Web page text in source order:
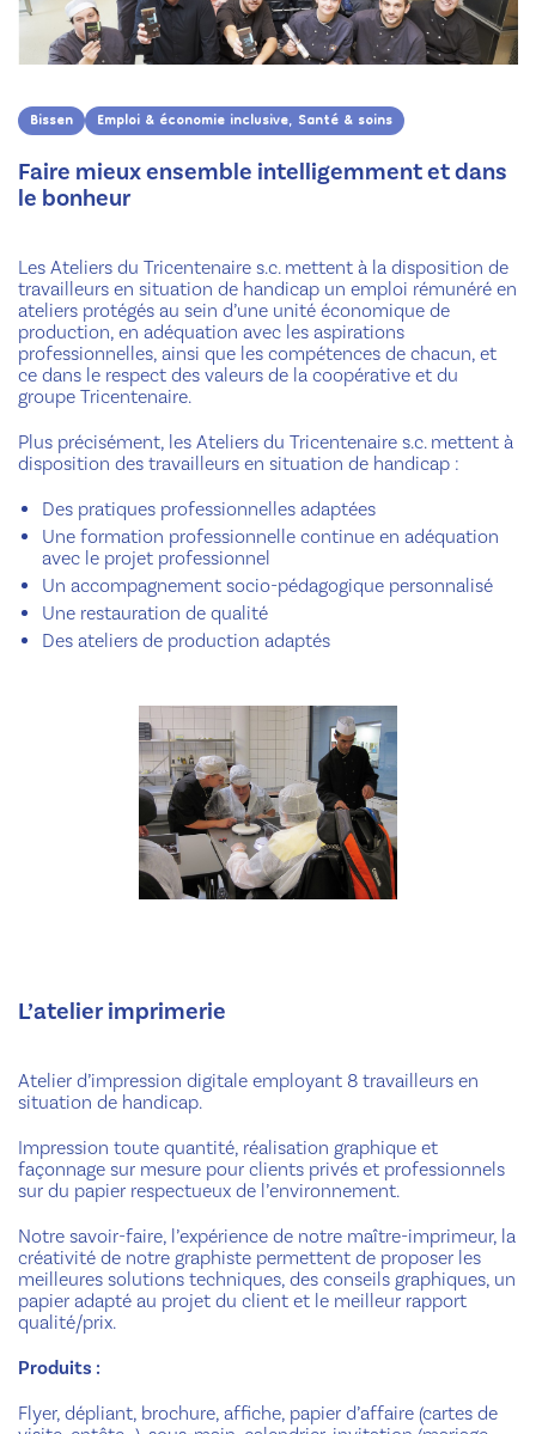
Bissen Emploi & économie inclusive, Santé & soins
Faire mieux ensemble intelligemment et dans
le bonheur
Les Ateliers du Tricentenaire s.c. mettent à la disposition de
travailleurs en situation de handicap un emploi rémunéré en
ateliers protégés au sein d’une unité économique de
production, en adéquation avec les aspirations
professionnelles, ainsi que les compétences de chacun, et
ce dans le respect des valeurs de la coopérative et du
groupe Tricentenaire.
Plus précisément, les Ateliers du Tricentenaire s.c. mettent à
disposition des travailleurs en situation de handicap :
Des pratiques professionnelles adaptées
Une formation professionnelle continue en adéquation
avec le projet professionnel
Un accompagnement socio-pédagogique personnalisé
Une restauration de qualité
Des ateliers de production adaptés
L’atelier imprimerie
Atelier d’impression digitale employant 8 travailleurs en
situation de handicap.
Impression toute quantité, réalisation graphique et
façonnage sur mesure pour clients privés et professionnels
sur du papier respectueux de l’environnement.
Notre savoir-faire, l’expérience de notre maître-imprimeur, la
créativité de notre graphiste permettent de proposer les
meilleures solutions techniques, des conseils graphiques, un
papier adapté au projet du client et le meilleur rapport
qualité/prix.
Produits :
Flyer, dépliant, brochure, affiche, papier d’affaire (cartes de